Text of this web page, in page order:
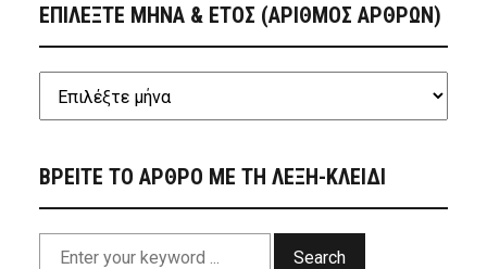
ΕΠΙΛΕΞΤΕ ΜΗΝΑ & ΕΤΟΣ (ΑΡΙΘΜΟΣ ΑΡΘΡΩΝ)
ΒΡΕΙΤΕ ΤΟ ΑΡΘΡΟ ΜΕ ΤΗ ΛΕΞΗ-ΚΛΕΙΔΙ
Search